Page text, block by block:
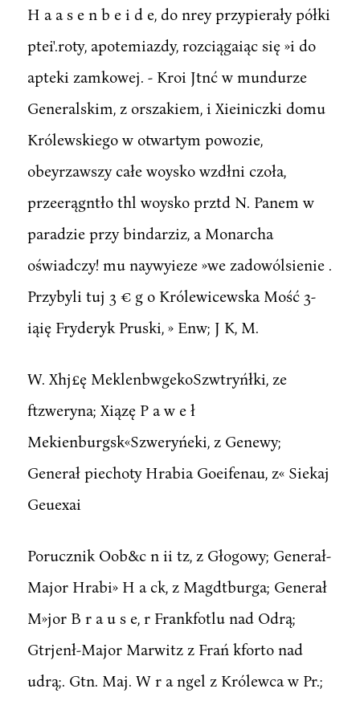
H a a s e n b e i d e, do nrey przypierały półki
ptei'.roty, apotemiazdy, rozciągaiąc się »i do
apteki zamkowej. - Kroi Jtnć w mundurze
Generalskim, z orszakiem, i Xieiniczki domu
Królewskiego w otwartym powozie,
obeyrzawszy całe woysko wzdłni czoła,
przeerągntło thl woysko prztd N. Panem w
paradzie przy bindarziz, a Monarcha
oświadczy! mu naywyieze »we zadowólsienie .
Przybyli tuj 3 € g o Królewicewska Mość 3-
iąię Fryderyk Pruski, » Enw; J K, M.
W. Xhj£ę MeklenbwgekoSzwtryńłki, ze
ftzweryna; Xiązę P a w e ł
Mekienburgsk«Szweryńeki, z Genewy;
Generał piechoty Hrabia Goeifenau, z« Siekaj
Geuexai
Porucznik Oob&c n ii tz, z Głogowy; Generał-
Major Hrabi» H a ck, z Magdtburga; Generał
M»jor B r a u s e, r Frankfotlu nad Odrą;
Gtrjenł-Major Marwitz z Frań kforto nad
udrą;. Gtn. Maj. W r a ngel z Królewca w Pr.;